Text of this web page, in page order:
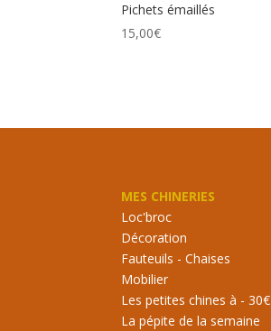
Pichets émaillés
15,00€
MES CHINERIES
Loc'broc
Décoration
Fauteuils - Chaises
Mobilier
Les petites chines à - 30€
La pépite de la semaine